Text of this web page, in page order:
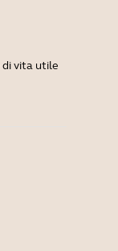
di vita utile